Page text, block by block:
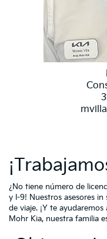
¿No tiene número de
y I-9! Nuestros asesores
de viaje. ¡Y te
Mohr Kia, nuestra familia